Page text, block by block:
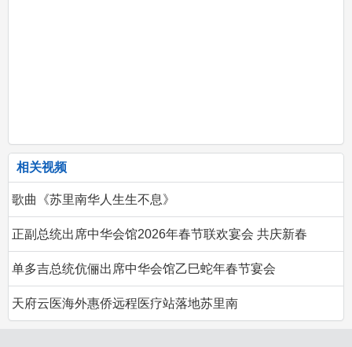
相关视频
歌曲《苏里南华人生生不息》
正副总统出席中华会馆2026年春节联欢宴会 共庆新春
单多吉总统伉俪出席中华会馆乙巳蛇年春节宴会
天府云医海外惠侨远程医疗站落地苏里南